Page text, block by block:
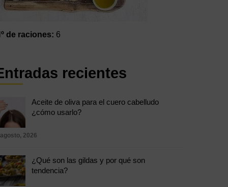
de raciones: 6
recientes
Aceite de oliva para el cuero cabelludo
¿cómo usarlo?
2026
¿Qué son las gildas y por qué son
tendencia?